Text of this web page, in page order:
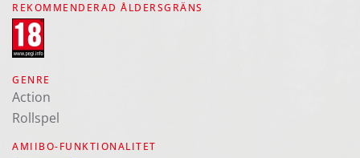
REKOMMENDERAD ÅLDERSGRÄNS
GENRE
Action
Rollspel
AMIIBO-FUNKTIONALITET